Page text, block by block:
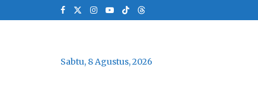
Sabtu, 8 Agustus, 2026